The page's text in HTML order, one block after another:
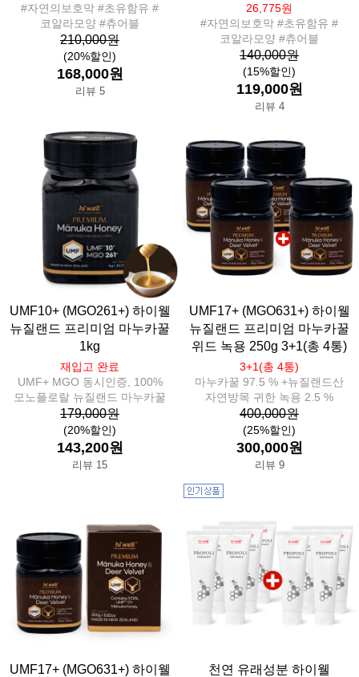
#자연의보호막 #초유함유 #
코알라모양 #츄어블
210,000원
(20%할인)
168,000원
리뷰 5
26,775원
#자연의보호막 #초유함유 #
코알라모양 #츄어블
140,000원
(15%할인)
119,000원
리뷰 4
UMF10+ (MGO261+) 하이웰
뉴질랜드 프리미엄 마누카꿀
1kg
재입고 완료
UMF+ MGO 동시인증, 100%
모노플로랄 뉴질랜드 마누카꿀
179,000원
(20%할인)
143,200원
리뷰 15
UMF17+ (MGO631+) 하이웰
뉴질랜드 프리미엄 마누카꿀
위드 녹용 250g 3+1(총 4통)
3+1(총 4통)
마누카꿀 97.5 % +뉴질랜드산
자연방목 귀한 녹용 2.5 %
400,000원
(25%할인)
300,000원
리뷰 9
UMF17+ (MGO631+) 하이웰
천연 유래성분 하이웰